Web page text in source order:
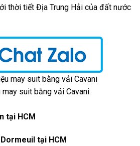
thời tiết Địa Trung Hải của đất nước
may suit bằng vải Cavani
tại HCM
tại HCM